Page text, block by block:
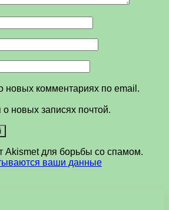
новых комментариях по email.
новых записях почтой.
Akismet для борьбы со спамом.
ваши данные